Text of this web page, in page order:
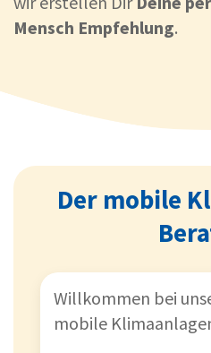
Mensch Empfehlung.
Der mobile
Willkommen bei
mobile